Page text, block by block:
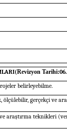
Revizyon Tarihi:
belirleyebilme.
ölçülebilir, gerçekçi ve
araştırma teknikleri